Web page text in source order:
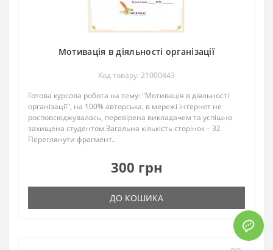
Мотивація в діяльності організації
Код товару: 21000843
Готова курсова робота на тему: "Мотивація в діяльності
організації", на 100% авторська, в мережі інтернет не
росповсюджувалась, перевірена викладачем та успішно
захищена студентом.Загальна кількість сторінок – 32
Переглянути фрагмент..
300 грн
ДО КОШИКА